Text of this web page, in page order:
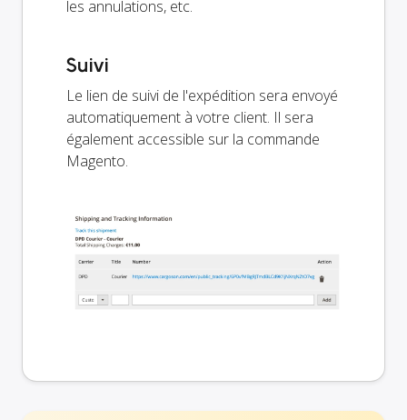
les annulations, etc.
Suivi
Le lien de suivi de l'expédition sera envoyé
automatiquement à votre client. Il sera
également accessible sur la commande
Magento.